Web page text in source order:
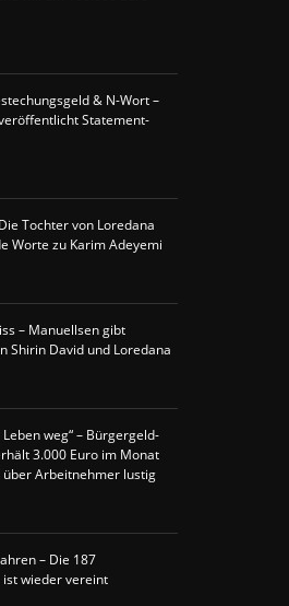
& N-Wort –
Statement-
Tochter von Loredana
Worte zu Karim Adeyemi
– Manuellsen gibt
Shirin David und Loredana
weg“ – Bürgergeld-
3.000 Euro im Monat
über Arbeitnehmer lustig
– Die 187
wieder vereint